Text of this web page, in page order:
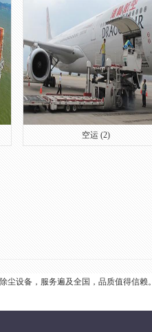
空运 (2)
设备，服务遍及全国，品质值得信赖。